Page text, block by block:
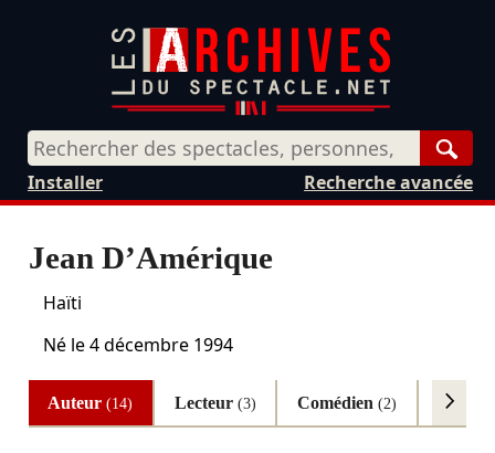
Recherche avancée
Installer
Jean D’Amérique
Haïti
Né le4 décembre 1994
Auteur(14) Lecteur (3) Comédien(2) Autres